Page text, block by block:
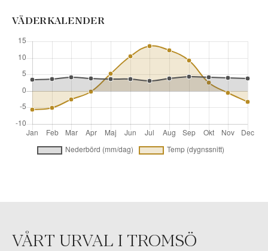
VÄDERKALENDER
VÅRT URVAL I TROMSÖ